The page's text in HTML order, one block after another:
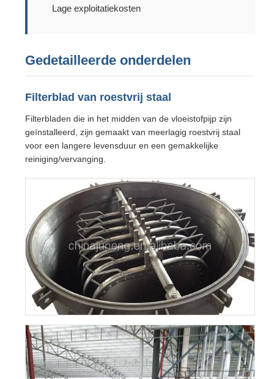
Lage exploitatiekosten
Gedetailleerde onderdelen
Filterblad van roestvrij staal
Filterbladen die in het midden van de vloeistofpijp zijn
geïnstalleerd, zijn gemaakt van meerlagig roestvrij staal
voor een langere levensduur en een gemakkelijke
reiniging/vervanging.